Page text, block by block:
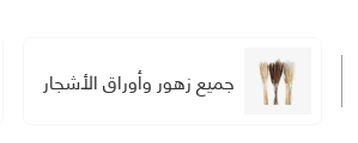
جميع زهور وأوراق الأشجار